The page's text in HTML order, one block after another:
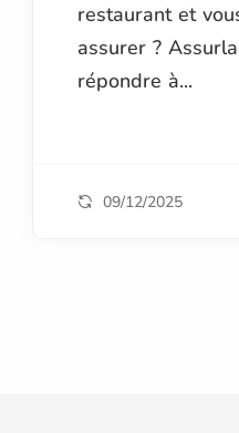
restaurant et
assurer ?
répondre à...
09/12/2025